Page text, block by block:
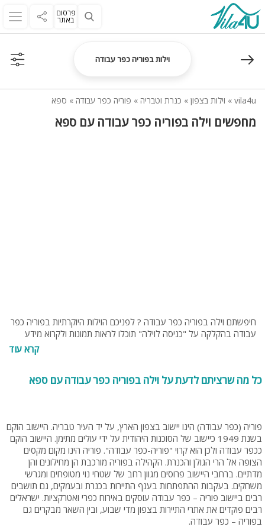
פרסום
באתר
וילות בפוריה כפר עבודה
vila4u
» וילות בצפון » כנרת וטבריה » פוריה כפר עבודה » ספא
מחפשים וילה בפוריה כפר עבודה עם ספא
חיפשתם וילה בפוריה כפר עבודה ? לפניכם הוילות היוקרתיות בפוריה כפר
עבודה בהקלקה על "כניסה לוילה" תוכלו לראות תמונות ולקרוא מידע
נוסף על וילות. בנוסף תוכלו להתייעץ עם צוות האתר בחינם בטלפון 077-
קרא עוד
כל מה שרציתם לדעת על וילה בפוריה כפר עבודה עם ספא
פוריה (כפר עבודה) הינו יישוב בצפון הארץ, על יד העיר טבריה. היישוב הוקם
בשנת 1949 כיישוב של הסוכנות היהודית על ידי עולים מתימן. היישוב הוקם
ככפר עבודה ולכן הוא קרוי "פוריה-כפר עבודה". פוריה הינו מקום מקסים
הצופה אל הרי הגולן והכנרת. הקהילה בפוריה מורכבת הן מחילונים והן
מדתיים. ברחבי היישוב פרוסים מגוון רחב של שטחי נוי מטופחים ומגרשי
משחקים. בעקבות ההתפתחות בענף התיירות בכנרת ובעמקים, גם תושבים
רבים ביישוב פוריה – כפר עבודה עוסקים באירוח כפרי ואטרקציות. ישראלים
רבים פוקדים את אתרי התיירות בצפון מדי שבוע, ובין השאר מבקרים גם
בפוריה – כפר עבודה.